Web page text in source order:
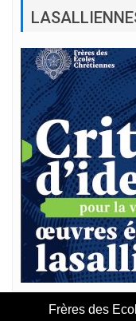
Frères des